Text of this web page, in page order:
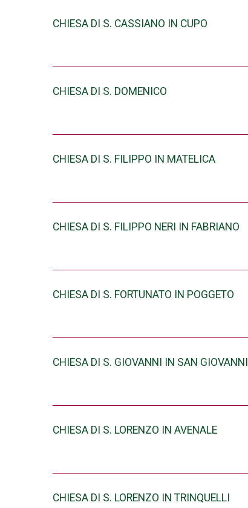
CHIESA DI S. CASSIANO IN CUPO
CHIESA DI S. DOMENICO
CHIESA DI S. FILIPPO IN MATELICA
CHIESA DI S. FILIPPO NERI IN FABRIANO
CHIESA DI S. FORTUNATO IN POGGETO
CHIESA DI S. GIOVANNI IN SAN GIOVANNI
CHIESA DI S. LORENZO IN AVENALE
CHIESA DI S. LORENZO IN TRINQUELLI